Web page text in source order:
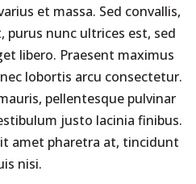
et massa. Sed convallis,
purus nunc ultrices est, sed
libero. Praesent maximus
lobortis arcu consectetur.
pellentesque pulvinar
justo lacinia finibus.
amet pharetra at, tincidunt
nisi.